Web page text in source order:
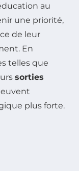
au
une priorité,
de leur
En
telles que
sorties
plus forte.